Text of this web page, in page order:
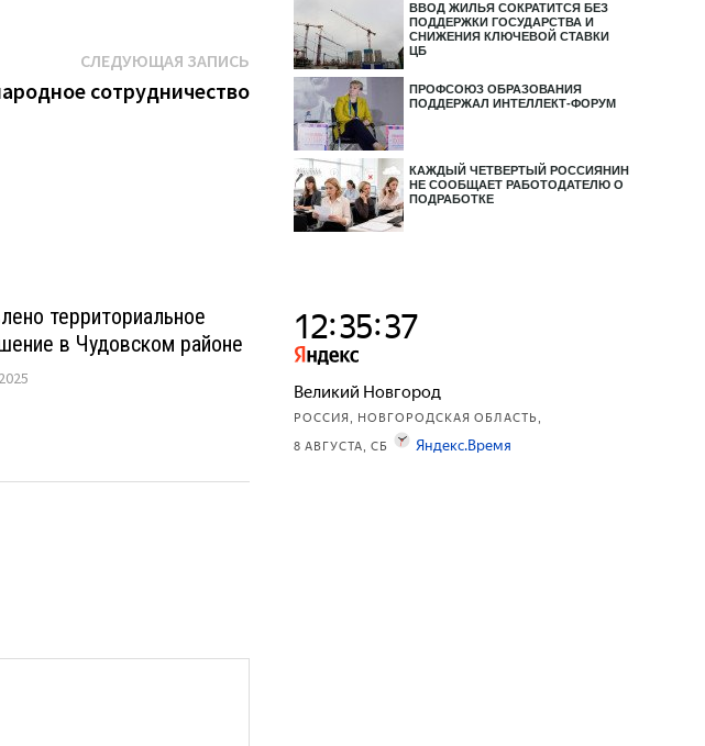
СЛЕДУЮЩАЯ ЗАПИСЬСледующая
запись:
сотрудничество
территориальное
в Чудовском районе
ВВОД ЖИЛЬЯ СОКРАТИТСЯ БЕЗ
ПОДДЕРЖКИ ГОСУДАРСТВА И
СНИЖЕНИЯ КЛЮЧЕВОЙ СТАВКИ
ЦБ
ПРОФСОЮЗ ОБРАЗОВАНИЯ
ПОДДЕРЖАЛ ИНТЕЛЛЕКТ-ФОРУМ
КАЖДЫЙ ЧЕТВЕРТЫЙ РОССИЯНИН
НЕ СООБЩАЕТ РАБОТОДАТЕЛЮ О
ПОДРАБОТКЕ